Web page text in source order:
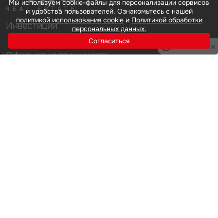
Инвестиции
Офисная недвижимость
Мы используем cookie-файлы для персонализации сервисов
и удобства пользователей. Ознакомьтесь с нашей
политикой использования cookieи Политикой обработки
персональных данных.
Согласиться